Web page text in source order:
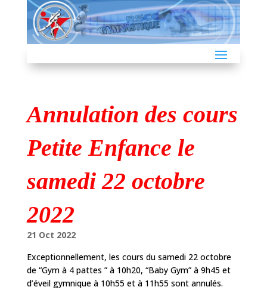
Annulation des cours
Petite Enfance le
samedi 22 octobre
2022
21 Oct 2022
Exceptionnellement, les cours du samedi 22 octobre
de “Gym à 4 pattes ” à 10h20, “Baby Gym” à 9h45 et
d’éveil gymnique à 10h55 et à 11h55 sont annulés.